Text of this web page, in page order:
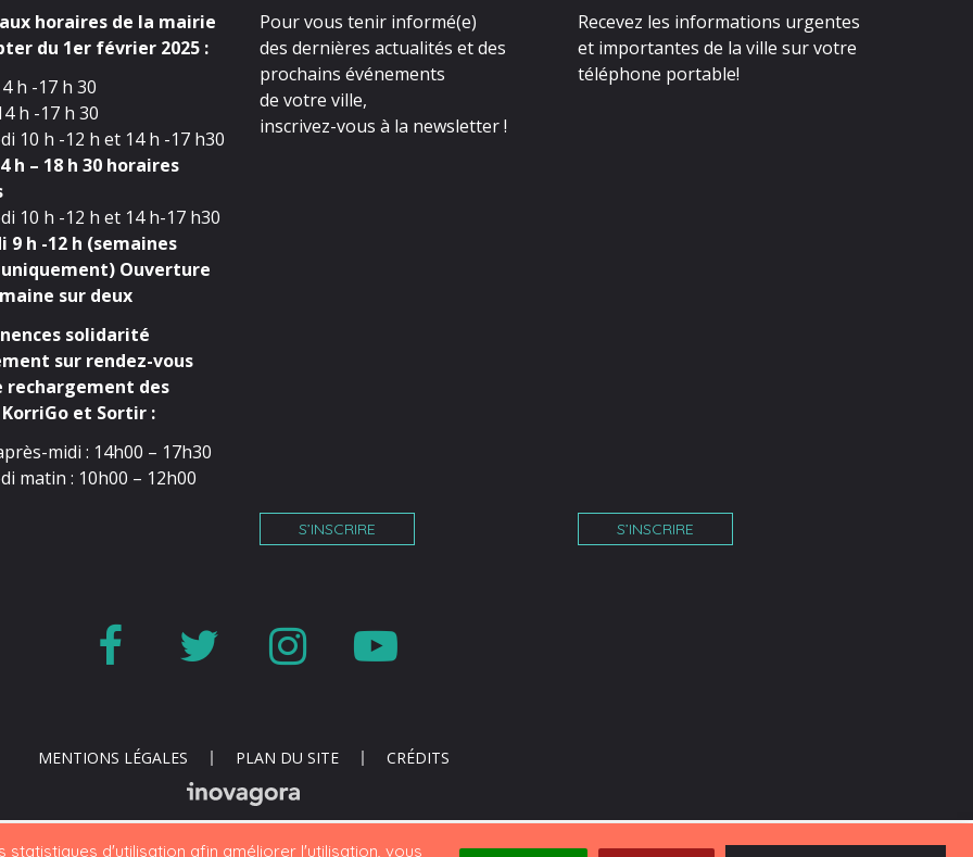
d'utilisation afin améliorer l'utilisation, vous
horaires de la mairie
du 1er février 2025 :
h -17 h 30
h -17 h 30
10 h -12 h et 14 h -17 h30
h – 18 h 30 horaires
10 h -12 h et 14 h-17 h30
9 h -12 h (semaines
Ouverture
sur deux
solidarité
sur rendez-vous
rechargement des
et Sortir :
midi : 14h00 – 17h30
matin : 10h00 – 12h00
Pour vous tenir informé(e)
des dernières actualités et des
prochains événements
de votre ville,
inscrivez-vous à la newsletter !
S’INSCRIRE
Recevez les informations urgentes
et importantes de la ville sur votre
téléphone portable!
S’INSCRIRE
Lien
compte
Facebook
Lien
compte
Twitter
Lien
compte
Instagram
chaîne
Youtube
MENTIONS LÉGALES PLAN DU SITE CRÉDITS